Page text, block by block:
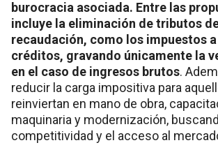
burocracia asociada. Entre las
incluye la eliminación de tributos
recaudación, como los impuestos
créditos, gravando únicamente la
en el caso de ingresos brutos.
reducir la carga impositiva para
reinviertan en mano de obra,
maquinaria y modernización,
competitividad y el acceso al